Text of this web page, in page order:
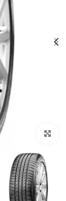
اضغط للتكبير